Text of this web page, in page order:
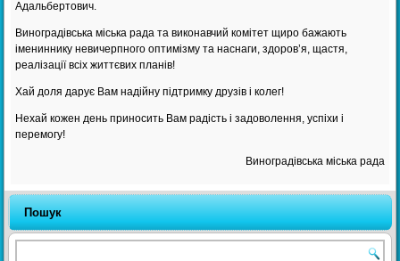
Адальбертович.
Виноградівська міська рада та виконавчий комітет щиро бажають
імениннику невичерпного оптимізму та наснаги, здоров’я, щастя,
реалізації всіх життєвих планів!
Хай доля дарує Вам надійну підтримку друзів і колег!
Нехай кожен день приносить Вам радість і задоволення, успіхи і
перемогу!
Виноградівська міська рада
Пошук